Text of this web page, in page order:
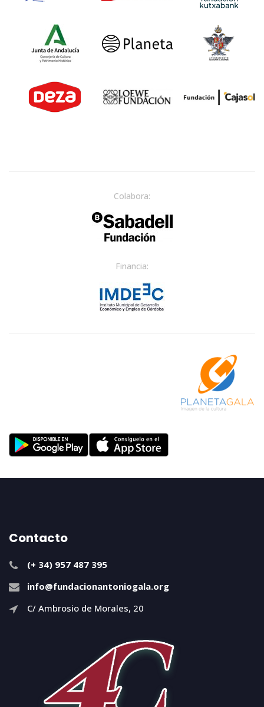
Colabora:
Financia:
Contacto
(+ 34) 957 487 395
info@fundacionantoniogala.org
C/ Ambrosio de Morales, 20